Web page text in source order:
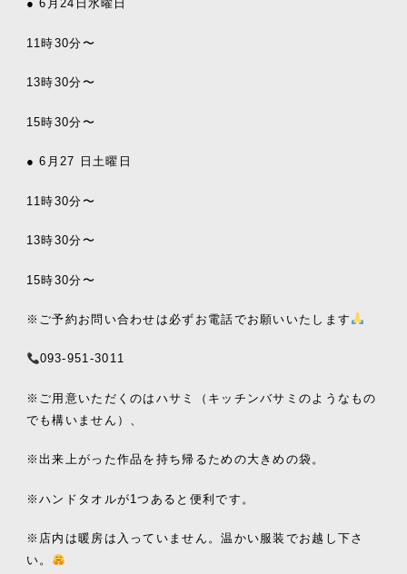
● 6月24日水曜日
11時30分〜
13時30分〜
15時30分〜
● 6月27 日土曜日
11時30分〜
13時30分〜
15時30分〜
※ご予約お問い合わせは必ずお電話でお願いいたします
093-951-3011
※ご用意いただくのはハサミ（キッチンバサミのようなもの
でも構いません）、
※出来上がった作品を持ち帰るための大きめの袋。
※ハンドタオルが1つあると便利です。
※店内は暖房は入っていません。温かい服装でお越し下さ
い。